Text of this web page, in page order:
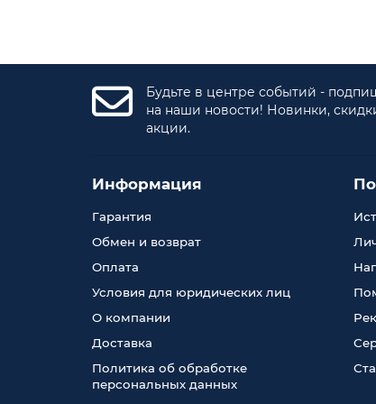
Будьте в центре событий -
на наши новости! Новинки,
акции.
Информация
Гарантия
Обмен и возврат
Оплата
Условия для юридических лиц
О компании
Доставка
Политика об обработке
персональных данных